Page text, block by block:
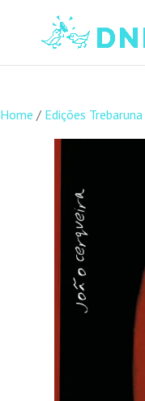
Home / Edições Trebaruna